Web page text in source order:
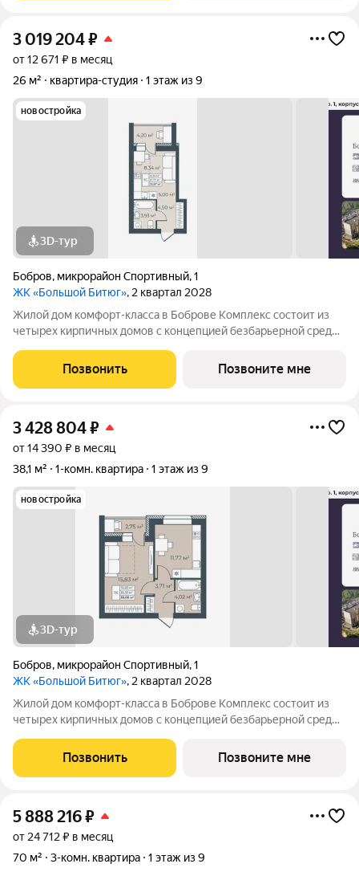
3 019 204₽
от 12 671 ₽ в месяц
26 м²
квартира-студия 1 этаж из 9
новостройка
3D-тур
Бобров, микрорайон Спортивный,1
ЖК «Большой Битюг», 2 квартал 2028
Жилой дом комфорт-класса в Боброве Комплекс состоит из
четырех кирпичных домов с концепцией безбарьерной среды,
пожилых людей и родителей с колясками. Функциональное
использование квадратных
Позвонить Позвоните мне
3 428 804₽
от 14 390 ₽ в месяц
38,1 м²
1-комн. квартира 1 этаж из 9
новостройка
3D-тур
Бобров, микрорайон Спортивный,1
ЖК «Большой Битюг», 2 квартал 2028
Жилой дом комфорт-класса в Боброве Комплекс состоит из
четырех кирпичных домов с концепцией безбарьерной среды,
пожилых людей и родителей с колясками. Функциональное
использование квадратных
Позвонить Позвоните мне
5 888 216₽
от 24 712 ₽ в месяц
70 м²
3-комн. квартира 1 этаж из 9